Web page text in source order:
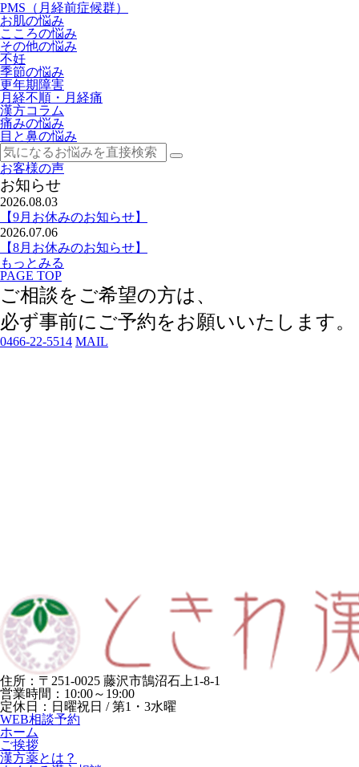
PMS（月経前症候群）
お肌の悩み
こころの悩み
その他の悩み
不妊
季節の悩み
更年期障害
月経不順・月経痛
漢方コラム
痛みの悩み
目と鼻の悩み
お客様の声
お知らせ
2026.08.03
【9月お休みのお知らせ】
2026.07.06
【8月お休みのお知らせ】
もっとみる
PAGE TOP
ご相談をご希望の方は、
必ず事前にご予約をお願いいたします。
0466-22-5514 MAIL
住所：〒251-0025 藤沢市鵠沼石上1-8-1
営業時間：10:00～19:00
定休日：日曜祝日 / 第1・3水曜
WEB相談予約
ホーム
ご挨拶
漢方薬とは？